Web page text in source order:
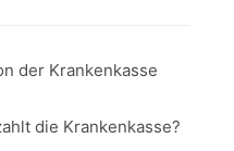
der Krankenkasse
die Krankenkasse?